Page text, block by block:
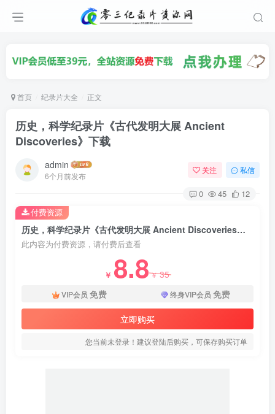
首页 纪录片大全 正文
历史，科学纪录片《古代发明大展 Ancient
Discoveries》下载
admin
6个月前发布
关注 私信
0 45 12
历史，科学纪录片《古代发明大展 Ancient Discoveries》下载
此内容为付费资源，请付费后查看
￥ 8.8￥35
VIP会员 免费 终身VIP会员 免费
立即购买
您当前未登录！建议登陆后购买，可保存购买订单
付费资源